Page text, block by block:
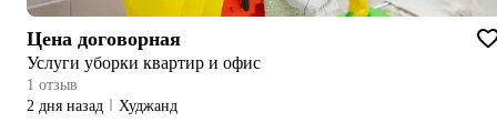
Цена договорная
Услуги уборки квартир и офис
1 отзыв
2 дня назад
Худжанд